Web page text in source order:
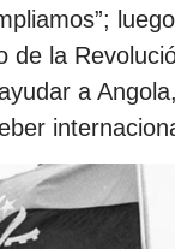
de la
a